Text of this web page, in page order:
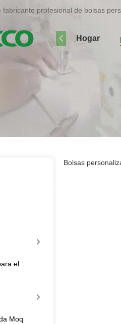
fabricante profesional de bolsas
Hogar
el
Moq
Bolsas